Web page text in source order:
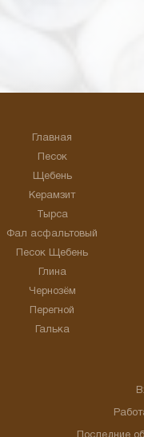
Главная
Песок
Щебень
Керамзит
Тырса
Фал асфальтовый
Песок Щебень
Глина
Чернозём
Перегной
Галька